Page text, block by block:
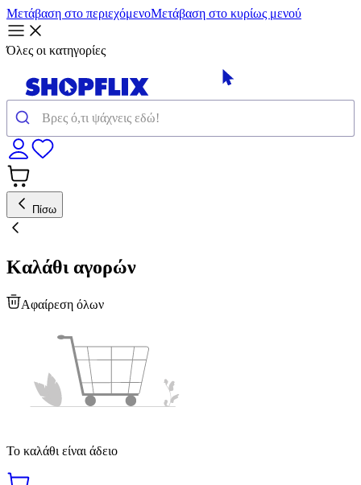
Μετάβαση στο περιεχόμενοΜετάβαση στο κυρίως μενού
Όλες οι κατηγορίες
Πίσω
Καλάθι αγορών
Αφαίρεση όλων
Το καλάθι είναι άδειο